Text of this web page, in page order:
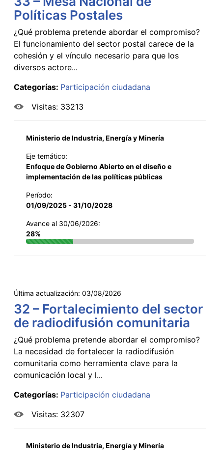
Políticas Postales
¿Qué problema pretende abordar el compromiso?
El funcionamiento del sector postal carece de la
cohesión y el vínculo necesario para que los
diversos actore...
Categorías: Participación ciudadana
Visitas: 33213
Ministerio de Industria, Energía y Minería
Eje temático:
Enfoque de Gobierno Abierto en el diseño e
implementación de las políticas públicas
Período:
01/09/2025 - 31/10/2028
Avance al 30/06/2026:
28%
Última actualización: 03/08/2026
32 – Fortalecimiento del sector
de radiodifusión comunitaria
¿Qué problema pretende abordar el compromiso?
La necesidad de fortalecer la radiodifusión
comunitaria como herramienta clave para la
comunicación local y l...
Categorías: Participación ciudadana
Visitas: 32307
Ministerio de Industria, Energía y Minería